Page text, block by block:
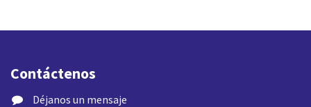
Contáctenos
​ Déjanos un mensaje